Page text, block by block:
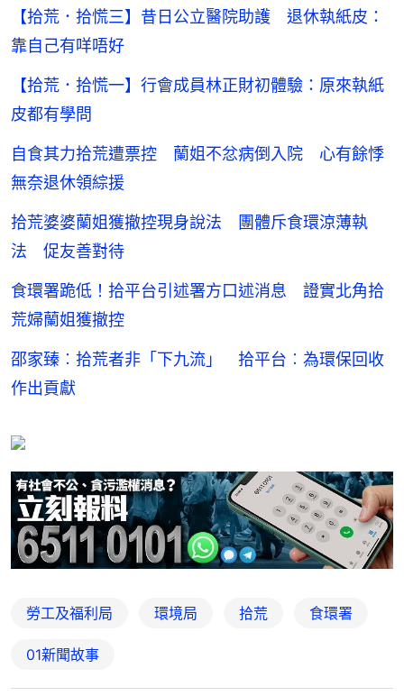
【拾荒．拾慌三】昔日公立醫院助護 退休執紙皮：
靠自己有咩唔好
【拾荒．拾慌一】行會成員林正財初體驗：原來執紙
皮都有學問
自食其力拾荒遭票控 蘭姐不忿病倒入院 心有餘悸
無奈退休領綜援
拾荒婆婆蘭姐獲撤控現身說法 團體斥食環涼薄執
法 促友善對待
食環署跪低！拾平台引述署方口述消息 證實北角拾
荒婦蘭姐獲撤控
邵家臻︰拾荒者非「下九流」 拾平台︰為環保回收
作出貢獻
勞工及福利局 環境局 拾荒 食環署
01新聞故事